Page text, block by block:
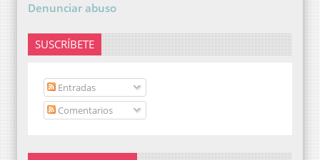
Denunciar abuso
SUSCRÍBETE
Entradas
Comentarios